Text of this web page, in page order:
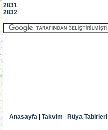
2831
2832
Anasayfa Takvim Rüya Tabirleri